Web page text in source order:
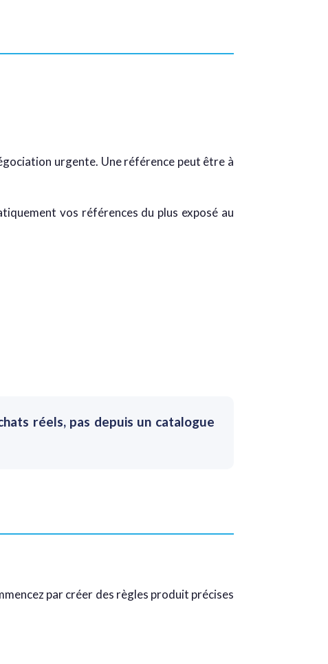
urgente. Une référence peut être à
vos références du plus exposé au
réels, pas depuis un catalogue
par créer des règles produit précises